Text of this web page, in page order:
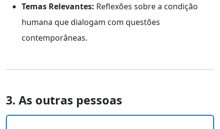
Temas Relevantes: Reflexões sobre a condição
humana que dialogam com questões
contemporâneas.
3. As outras pessoas